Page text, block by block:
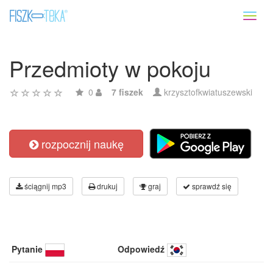
Przedmioty w pokoju
0 7 fiszek krzysztofkwiatuszewski
rozpocznij naukę
ściągnij mp3 drukuj graj sprawdź się
Pytanie Odpowiedź